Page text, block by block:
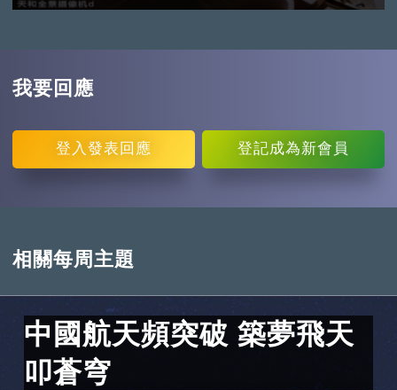
我要回應
登入 發表回應 登記成為新會員
相關每周主題
中國航天頻突破 築夢飛天
叩蒼穹